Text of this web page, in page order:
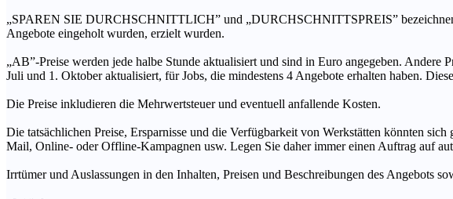
„SPAREN SIE DURCHSCHNITTLICH” und „DURCHSCHNITTSPREIS”
Angebote eingeholt wurden, erzielt wurden.
„AB”-Preise werden jede halbe Stunde aktualisiert und sind in Euro angegeben.
Juli und 1. Oktober aktualisiert, für Jobs, die mindestens 4 Angebote erhalten haben.
Die Preise inkludieren die Mehrwertsteuer und eventuell anfallende Kosten.
Die tatsächlichen Preise, Ersparnisse und die Verfügbarkeit von Werkstätten könnten
Mail, Online- oder Offline-Kampagnen usw. Legen Sie daher immer einen Auftrag auf
Irrtümer und Auslassungen in den Inhalten, Preisen und Beschreibungen des Angebots